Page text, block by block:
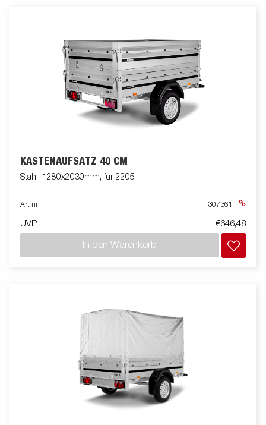
KASTENAUFSATZ 40 CM
Stahl, 1280x2030mm, für 2205
Art nr 307361
UVP €646,48
In den Warenkorb